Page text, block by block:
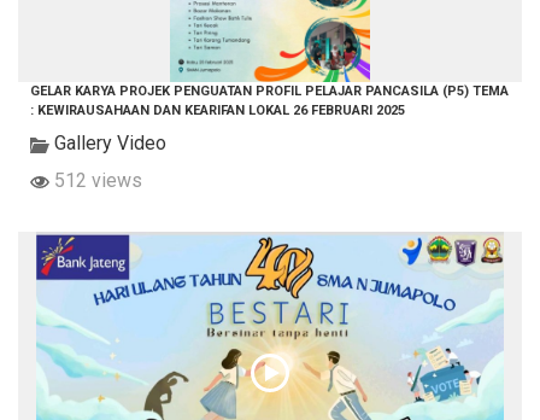
GELAR KARYA PROJEK PENGUATAN PROFIL PELAJAR PANCASILA (P5) TEMA
: KEWIRAUSAHAAN DAN KEARIFAN LOKAL 26 FEBRUARI 2025
Gallery Video
512 views